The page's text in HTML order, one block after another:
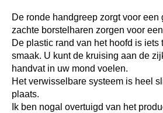
De ronde handgreep zorgt voor een
zachte borstelharen zorgen voor
De plastic rand van het hoofd is iets
smaak. U kunt de kruising aan de
handvat in uw mond voelen.
Het verwisselbare systeem is heel
plaats.
Ik ben nogal overtuigd van het